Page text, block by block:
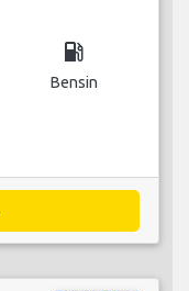
local_gas_station
Bensin